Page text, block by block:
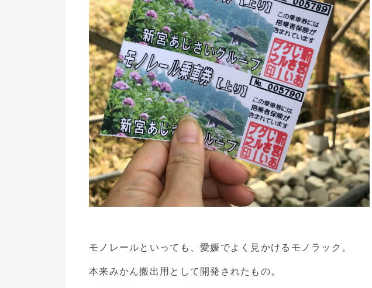
モノレールといっても、愛媛でよく見かけるモノラック。
本来みかん搬出用として開発されたもの。